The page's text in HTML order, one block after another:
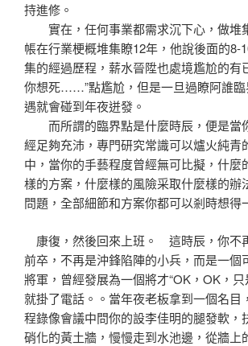
持進修。
實在，任何事業都需求沉下心，做堆
帳在行業梗概堆集瞭12年，他說後面的8-
集的經過歷程，薪水晉陞也處境尷尬的有
你想死……”點尷尬，但是一旦過瞭阿誰
遇就會碰到年夜迸發。
而所謂的臨界點是什麼時辰，便是當
經足夠充沛，專門研究常識可以爐火純青
中，當你的手藝程度曾經無可比擬，什麼
樣的方案，什麼樣的風險采取什麼樣的辦
問題，全部細節和方案你都可以剎時想得
康復，然後回來上班。 這時辰，你不
前卒，不再是沖鋒陷陣的小兵，而是一個
將軍，曾經發展為一個將才“OK，OK，
就掛了電話。。當年夜老板拿到一個名目
程錄像會議中問你的設李佳明的腿發軟，
硝化的黃土牆，慢慢走到水池邊，從牆上